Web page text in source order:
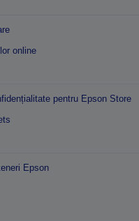
online
pentru Epson Store
Epson